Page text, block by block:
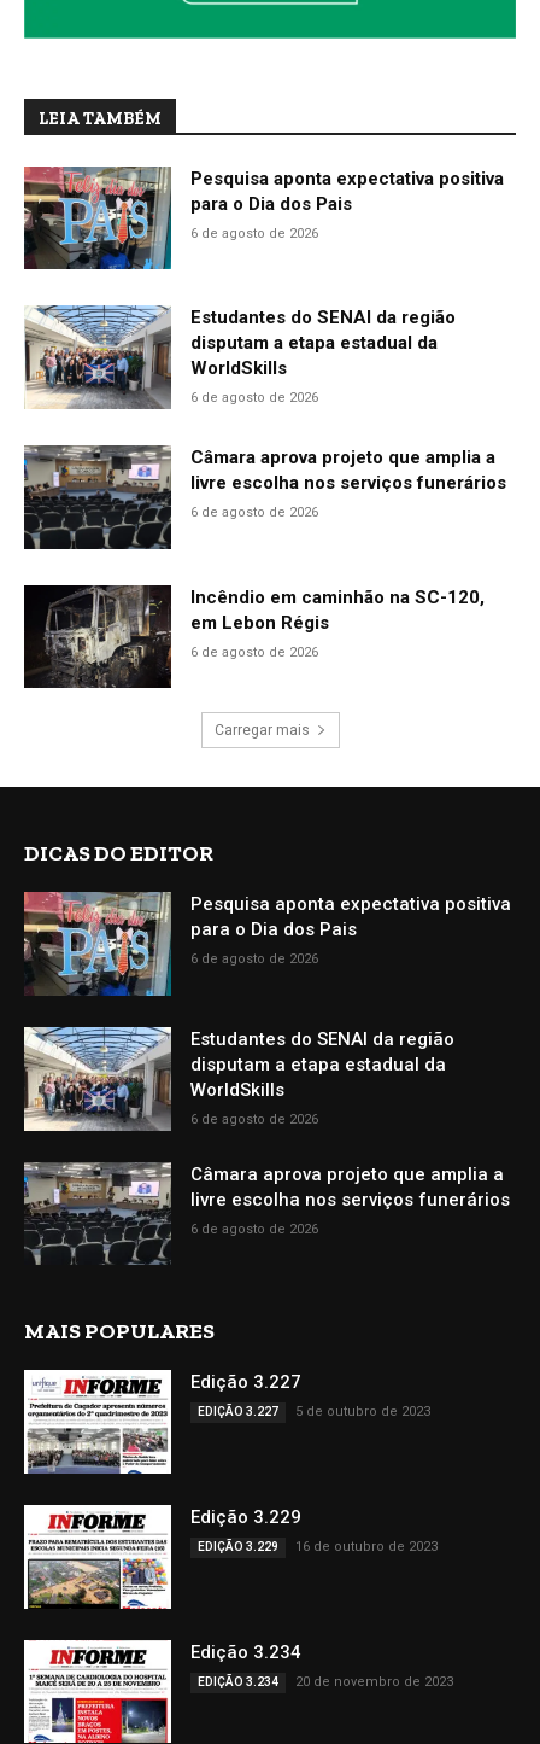
LEIA TAMBÉM
Pesquisa aponta expectativa positiva
para o Dia dos Pais
6 de agosto de 2026
Estudantes do SENAI da região
disputam a etapa estadual da
WorldSkills
6 de agosto de 2026
Câmara aprova projeto que amplia a
livre escolha nos serviços funerários
6 de agosto de 2026
Incêndio em caminhão na SC-120,
em Lebon Régis
6 de agosto de 2026
Carregar mais
DICAS DO EDITOR
Pesquisa aponta expectativa positiva
para o Dia dos Pais
6 de agosto de 2026
Estudantes do SENAI da região
disputam a etapa estadual da
WorldSkills
6 de agosto de 2026
Câmara aprova projeto que amplia a
livre escolha nos serviços funerários
6 de agosto de 2026
MAIS POPULARES
Edição 3.227
EDIÇÃO 3.227 5 de outubro de 2023
Edição 3.229
EDIÇÃO 3.229 16 de outubro de 2023
Edição 3.234
EDIÇÃO 3.234 20 de novembro de 2023